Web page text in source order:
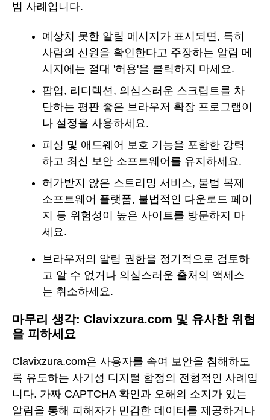
범 사례입니다.
예상치 못한 알림 메시지가 표시되면, 특히
사람의 신원을 확인한다고 주장하는 알림 메
시지에는 절대 '허용'을 클릭하지 마세요.
팝업, 리디렉션, 의심스러운 스크립트를 차
단하는 평판 좋은 브라우저 확장 프로그램이
나 설정을 사용하세요.
피싱 및 애드웨어 보호 기능을 포함한 강력
하고 최신 보안 소프트웨어를 유지하세요.
허가받지 않은 스트리밍 서비스, 불법 복제
소프트웨어 플랫폼, 불법적인 다운로드 페이
지 등 위험성이 높은 사이트를 방문하지 마
세요.
브라우저의 알림 권한을 정기적으로 검토하
고 알 수 없거나 의심스러운 출처의 액세스
는 취소하세요.
마무리 생각: Clavixzura.com 및 유사한 위협
을 피하세요
Clavixzura.com은 사용자를 속여 보안을 침해하도
록 유도하는 사기성 디지털 함정의 전형적인 사례입
니다. 가짜 CAPTCHA 확인과 오해의 소지가 있는
알림을 통해 피해자가 민감한 데이터를 제공하거나